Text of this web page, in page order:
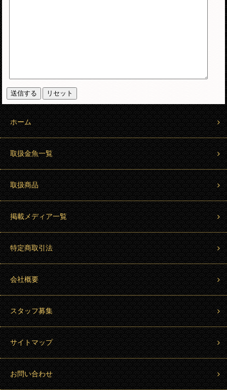
ホーム
取扱金魚一覧
取扱商品
掲載メディア一覧
特定商取引法
会社概要
スタッフ募集
サイトマップ
お問い合わせ